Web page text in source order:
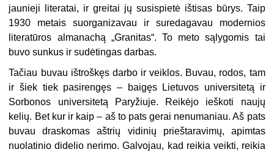
jaunieji literatai, ir greitai jų susispietė ištisas būrys. Taip
1930 metais suorganizavau ir suredagavau modernios
literatūros almanachą „Granitas“. To meto sąlygomis tai
buvo sunkus ir sudėtingas darbas.
Tačiau buvau ištroškęs darbo ir veiklos. Buvau, rodos, tam
ir šiek tiek pasirengęs – baigęs Lietuvos universitetą ir
Sorbonos universitetą Paryžiuje. Reikėjo ieškoti naujų
kelių. Bet kur ir kaip – aš to pats gerai nenumaniau. Aš pats
buvau draskomas aštrių vidinių prieštaravimų, apimtas
nuolatinio didelio nerimo. Galvojau, kad reikia veikti, reikia